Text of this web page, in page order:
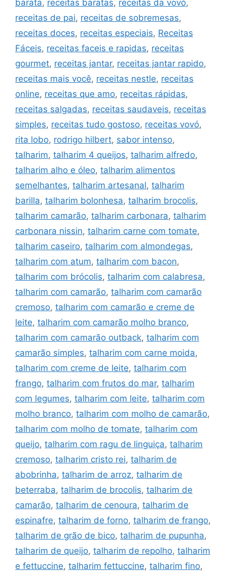
barata, receitas baratas, receitas da vovó,
receitas de pai, receitas de sobremesas,
receitas doces, receitas especiais, Receitas
Fáceis, receitas faceis e rapidas, receitas
gourmet, receitas jantar, receitas jantar rapido,
receitas mais você, receitas nestle, receitas
online, receitas que amo, receitas rápidas,
receitas salgadas, receitas saudaveis, receitas
simples, receitas tudo gostoso, receitas vovó,
rita lobo, rodrigo hilbert, sabor intenso,
talharim, talharim 4 queijos, talharim alfredo,
talharim alho e óleo, talharim alimentos
semelhantes, talharim artesanal, talharim
barilla, talharim bolonhesa, talharim brocolis,
talharim camarão, talharim carbonara, talharim
carbonara nissin, talharim carne com tomate,
talharim caseiro, talharim com almondegas,
talharim com atum, talharim com bacon,
talharim com brócolis, talharim com calabresa,
talharim com camarão, talharim com camarão
cremoso, talharim com camarão e creme de
leite, talharim com camarão molho branco,
talharim com camarão outback, talharim com
camarão simples, talharim com carne moida,
talharim com creme de leite, talharim com
frango, talharim com frutos do mar, talharim
com legumes, talharim com leite, talharim com
molho branco, talharim com molho de camarão,
talharim com molho de tomate, talharim com
queijo, talharim com ragu de linguiça, talharim
cremoso, talharim cristo rei, talharim de
abobrinha, talharim de arroz, talharim de
beterraba, talharim de brocolis, talharim de
camarão, talharim de cenoura, talharim de
espinafre, talharim de forno, talharim de frango,
talharim de grão de bico, talharim de pupunha,
talharim de queijo, talharim de repolho, talharim
e fettuccine, talharim fettuccine, talharim fino,